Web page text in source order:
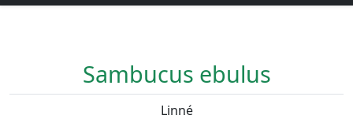
Sambucus ebulus
Linné